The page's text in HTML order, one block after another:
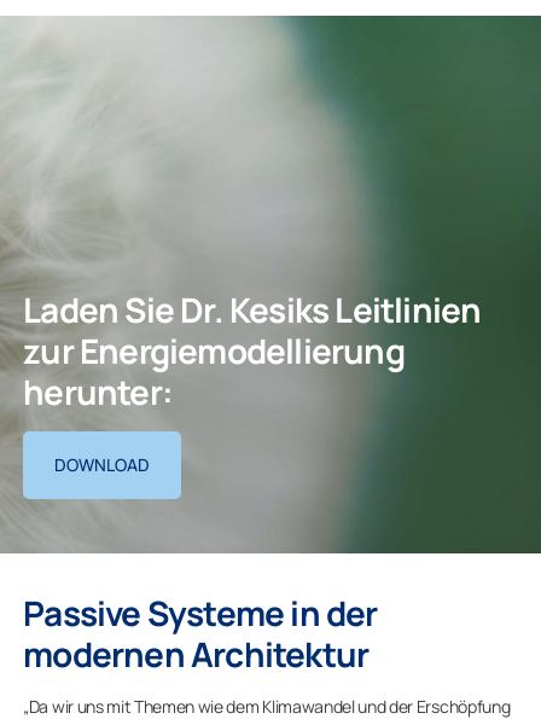
Laden Sie Dr. Kesiks Leitlinien
zur Energiemodellierung
herunter:
DOWNLOAD
Passive Systeme in der
modernen Architektur
„Da wir uns mit Themen wie dem Klimawandel und der Erschöpfung